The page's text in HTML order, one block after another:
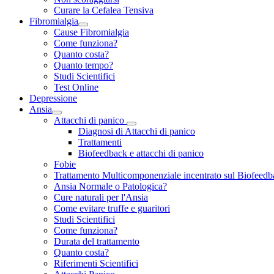
Curare la Cefalea Tensiva
Fibromialgia
Cause Fibromialgia
Come funziona?
Quanto costa?
Quanto tempo?
Studi Scientifici
Test Online
Depressione
Ansia
Attacchi di panico
Diagnosi di Attacchi di panico
Trattamenti
Biofeedback e attacchi di panico
Fobie
Trattamento Multicomponenziale incentrato sul
Ansia Normale o Patologica?
Cure naturali per l'Ansia
Come evitare truffe e guaritori
Studi Scientifici
Come funziona?
Durata del trattamento
Quanto costa?
Riferimenti Scientifici